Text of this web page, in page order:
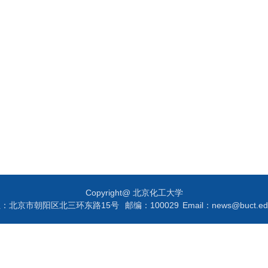
Copyright@ 北京化工大学
北京市朝阳区北三环东路15号
邮编：100029 Email：